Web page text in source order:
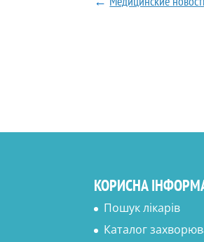
КОРИСНА
Пошук лікарів
Каталог